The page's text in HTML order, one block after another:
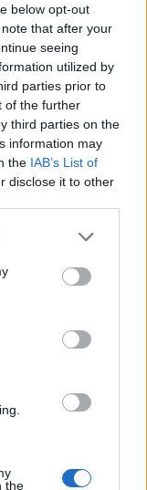
below opt-out
that after your
seeing
utilized by
parties prior to
of the further
third parties on the
information may
the IAB’s List of
disclose it to other
or more Google
You may click to
party tags to
in below Google
the
αποδοτικότητα
την
και σε
ή πολλούς
εταιρείας
σε συνθήκες
πάγιο
Για να
το Archer 8
ενεργά σε
ομαλότερη
Systems Inc.,
παραδείγματος
διαχρονικά